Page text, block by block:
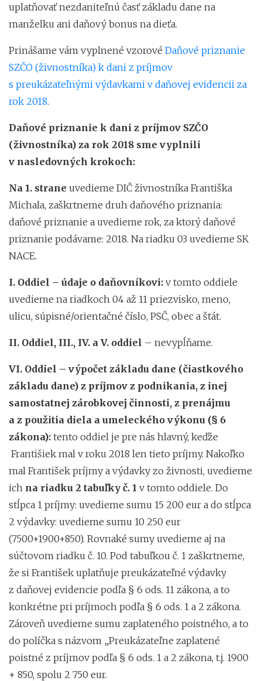
uplatňovať nezdaniteľnú časť základu dane na
manželku ani daňový bonus na dieťa.
Prinášame vám vyplnené vzorové Daňové priznanie
SZČO (živnostníka) k dani z príjmov
s preukázateľnými výdavkami v daňovej evidencii za
rok 2018.
Daňové priznanie k dani z príjmov SZČO
(živnostníka) za rok 2018 sme vyplnili
v nasledovných krokoch:
Na 1. strane uvedieme DIČ živnostníka Františka
Michala, zaškrtneme druh daňového priznania:
daňové priznanie a uvedieme rok, za ktorý daňové
priznanie podávame: 2018. Na riadku 03 uvedieme SK
NACE.
I. Oddiel – údaje o daňovníkovi: v tomto oddiele
uvedieme na riadkoch 04 až 11 priezvisko, meno,
ulicu, súpisné/orientačné číslo, PSČ, obec a štát.
II. Oddiel, III., IV. a V. oddiel – nevypĺňame.
VI. Oddiel – výpočet základu dane (čiastkového
základu dane) z príjmov z podnikania, z inej
samostatnej zárobkovej činnosti, z prenájmu
a z použitia diela a umeleckého výkonu (§ 6
zákona): tento oddiel je pre nás hlavný, keďže
Františiek mal v roku 2018 len tieto príjmy. Nakoľko
mal František príjmy a výdavky zo živnosti, uvedieme
ich na riadku 2 tabuľky č. 1 v tomto oddiele. Do
stĺpca 1 príjmy: uvedieme sumu 15 200 eur a do stĺpca
2 výdavky: uvedieme sumu 10 250 eur
(7500+1900+850). Rovnaké sumy uvedieme aj na
súčtovom riadku č. 10. Pod tabuľkou č. 1 zaškrtneme,
že si František uplatňuje preukázateľné výdavky
z daňovej evidencie podľa § 6 ods. 11 zákona, a to
konkrétne pri príjmoch podľa § 6 ods. 1 a 2 zákona.
Zároveň uvedieme sumu zaplateného poistného, a to
do políčka s názvom „Preukázateľne zaplatené
poistné z príjmov podľa § 6 ods. 1 a 2 zákona, t.j. 1900
+ 850, spolu 2 750 eur.